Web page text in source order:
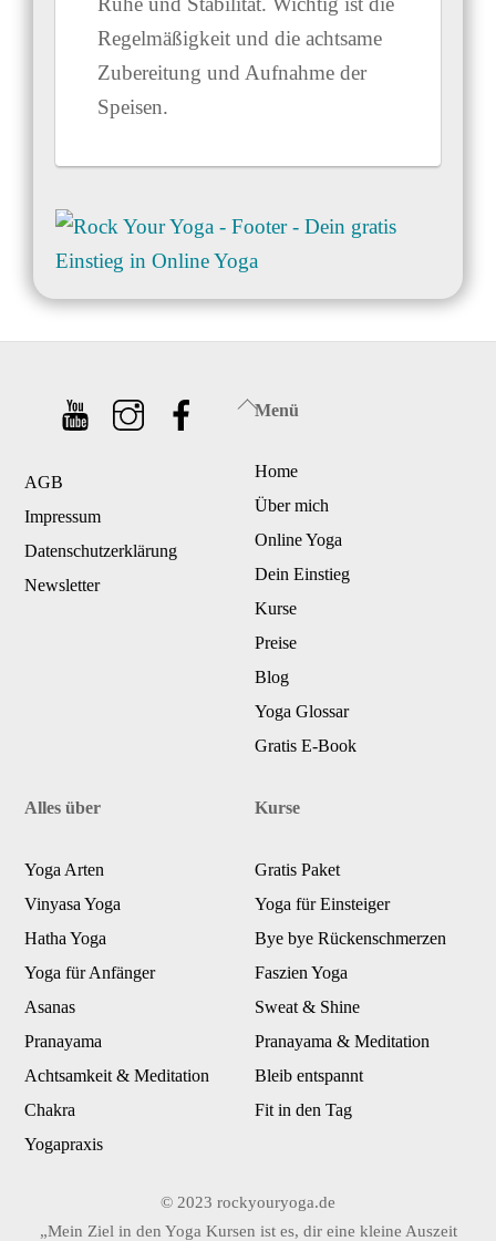
Regelmäßigkeit und die achtsame
Zubereitung und Aufnahme der
Speisen.
Back
Top
AGB
Impressum
Datenschutzerklärung
Newsletter
Menü
Home
Über mich
Online Yoga
Dein Einstieg
Kurse
Preise
Blog
Yoga Glossar
Gratis E-Book
Alles über
Yoga Arten
Vinyasa Yoga
Hatha Yoga
Yoga für Anfänger
Asanas
Pranayama
Achtsamkeit & Meditation
Chakra
Yogapraxis
Kurse
Gratis Paket
Yoga für Einsteiger
Bye bye Rückenschmerzen
Faszien Yoga
Sweat & Shine
Pranayama & Meditation
Bleib entspannt
Fit in den Tag
© 2023 rockyouryoga.de
„Mein Ziel in den Yoga Kursen ist es, dir eine kleine Auszeit